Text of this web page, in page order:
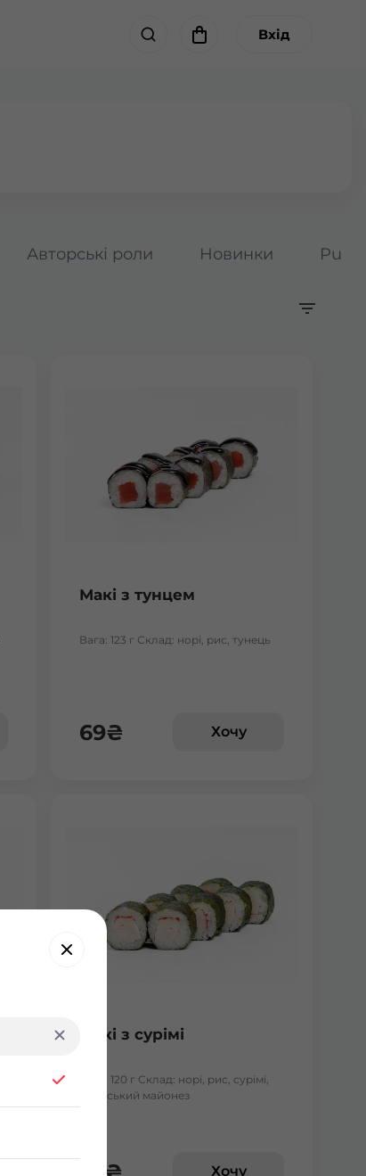
Вхід
Авторські роли Новинки
Макі з тунцем
Вага: 123 г Склад: норі, рис, тунець
69₴ Хочу
Макі з сурімі
Вага: 120 г Склад: норі, рис, сурімі,
японський майонез
Хочу